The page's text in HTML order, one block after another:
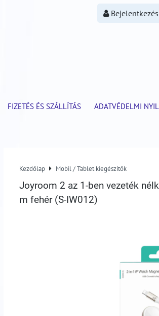
Bejelentkezés
FIZETÉS ÉS SZÁLLÍTÁS ADATVÉDELMI
Kezdőlap Mobil / Tablet kiegészítők
Joyroom 2 az 1-ben vezeték
m fehér (S-IW012)